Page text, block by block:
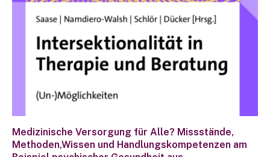
Medizinische Versorgung für Alle? Missstände,
Methoden,Wissen und Handlungskompetenzen am